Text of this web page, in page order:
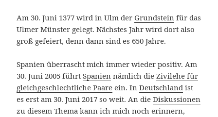
Am 30. Juni 1377 wird in Ulm der Grundstein für das
Ulmer Münster gelegt. Nächstes Jahr wird dort also
groß gefeiert, denn dann sind es 650 Jahre.
Spanien überrascht mich immer wieder positiv. Am
30. Juni 2005 führtSpanien nämlich dieZivilehe für
gleichgeschlechtliche Paare ein. InDeutschland ist
es erst am 30. Juni 2017 so weit. An dieDiskussionen
zu diesem Thema kann ich mich noch erinnern,